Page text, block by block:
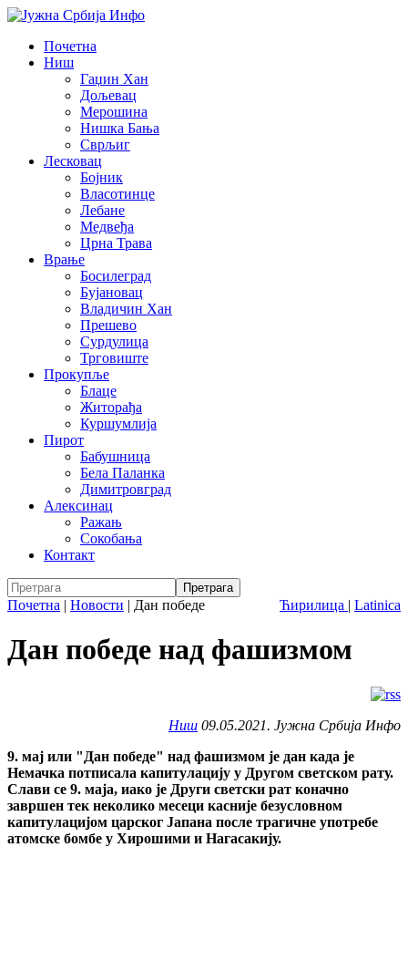
Почетна
Ниш
Гаџин Хан
Дољевац
Мерошина
Нишка Бања
Сврљиг
Лесковац
Бојник
Власотинце
Лебане
Медвеђа
Црна Трава
Врање
Босилеград
Бујановац
Владичин Хан
Прешево
Сурдулица
Трговиште
Прокупље
Блаце
Житорађа
Куршумлија
Пирот
Бабушница
Бела Паланка
Димитровград
Алексинац
Ражањ
Сокобања
Контакт
Ћирилица | Latinica
Почетна | Новости | Дан победе
Дан победе над фашизмом
Ниш 09.05.2021. Јужна Србија Инфо
9. мај или "Дан победе" над фашизмом је дан када је
Немачка потписала капитулацију у Другом светском рату.
Слави се 9. маја, иако је Други светски рат коначно
завршен тек неколико месеци касније безусловном
капитулацијом царског Јапана после трагичне употребе
атомске бомбе у Хирошими и Нагасакију.